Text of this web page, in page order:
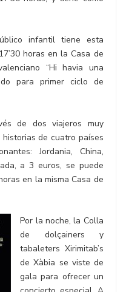
infantil tiene esta
horas en la Casa de
“Hi havia una
para primer ciclo de
de dos viajeros muy
de cuatro países
Jordania, China,
a 3 euros, se puede
en la misma Casa de
Por la noche, la Colla
de dolçainers y
tabaleters Xirimitab’s
de Xàbia se viste de
gala para ofrecer un